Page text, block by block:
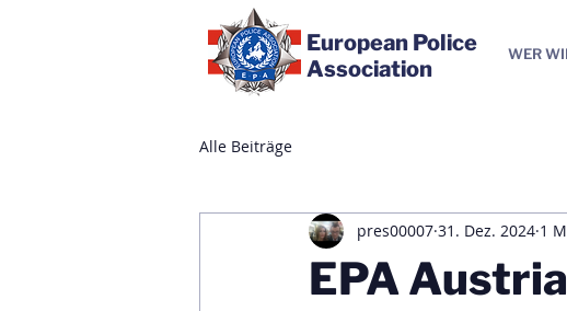
European Police
Association
WER
Alle Beiträge
EPA
pres00007 31. Dez. 2024 1